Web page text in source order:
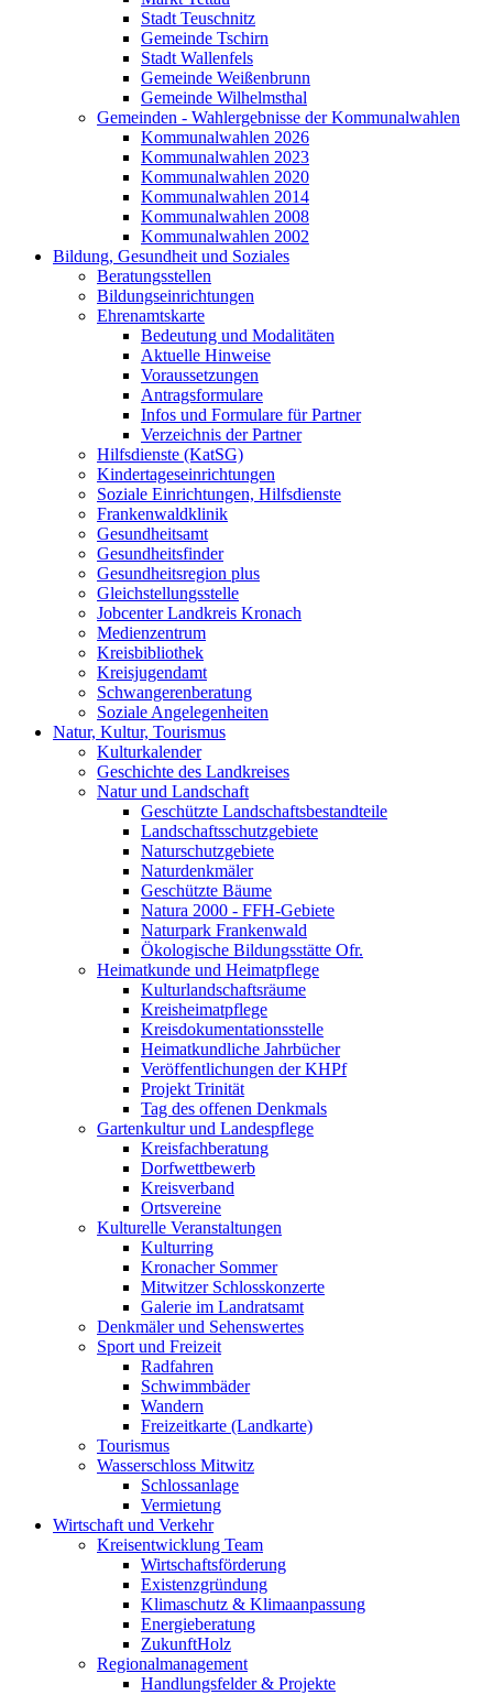
Stadt Teuschnitz
Gemeinde Tschirn
Stadt Wallenfels
Gemeinde Weißenbrunn
Gemeinde Wilhelmsthal
Gemeinden - Wahlergebnisse der Kommunalwahlen
Kommunalwahlen 2026
Kommunalwahlen 2023
Kommunalwahlen 2020
Kommunalwahlen 2014
Kommunalwahlen 2008
Kommunalwahlen 2002
Bildung, Gesundheit und Soziales
Beratungsstellen
Bildungseinrichtungen
Ehrenamtskarte
Bedeutung und Modalitäten
Aktuelle Hinweise
Voraussetzungen
Antragsformulare
Infos und Formulare für Partner
Verzeichnis der Partner
Hilfsdienste (KatSG)
Kindertageseinrichtungen
Soziale Einrichtungen, Hilfsdienste
Frankenwaldklinik
Gesundheitsamt
Gesundheitsfinder
Gesundheitsregion plus
Gleichstellungsstelle
Jobcenter Landkreis Kronach
Medienzentrum
Kreisbibliothek
Kreisjugendamt
Schwangerenberatung
Soziale Angelegenheiten
Natur, Kultur, Tourismus
Kulturkalender
Geschichte des Landkreises
Natur und Landschaft
Geschützte Landschaftsbestandteile
Landschaftsschutzgebiete
Naturschutzgebiete
Naturdenkmäler
Geschützte Bäume
Natura 2000 - FFH-Gebiete
Naturpark Frankenwald
Ökologische Bildungsstätte Ofr.
Heimatkunde und Heimatpflege
Kulturlandschaftsräume
Kreisheimatpflege
Kreisdokumentationsstelle
Heimatkundliche Jahrbücher
Veröffentlichungen der KHPf
Projekt Trinität
Tag des offenen Denkmals
Gartenkultur und Landespflege
Kreisfachberatung
Dorfwettbewerb
Kreisverband
Ortsvereine
Kulturelle Veranstaltungen
Kulturring
Kronacher Sommer
Mitwitzer Schlosskonzerte
Galerie im Landratsamt
Denkmäler und Sehenswertes
Sport und Freizeit
Radfahren
Schwimmbäder
Wandern
Freizeitkarte (Landkarte)
Tourismus
Wasserschloss Mitwitz
Schlossanlage
Vermietung
Wirtschaft und Verkehr
Kreisentwicklung Team
Wirtschaftsförderung
Existenzgründung
Klimaschutz & Klimaanpassung
Energieberatung
ZukunftHolz
Regionalmanagement
Handlungsfelder & Projekte